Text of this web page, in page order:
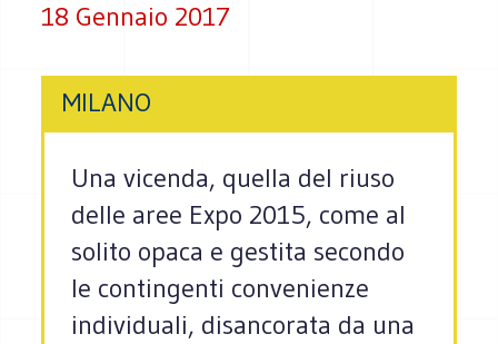
18 Gennaio 2017
MILANO
Una vicenda, quella del riuso
delle aree Expo 2015, come al
solito opaca e gestita secondo
le contingenti convenienze
individuali, disancorata da una